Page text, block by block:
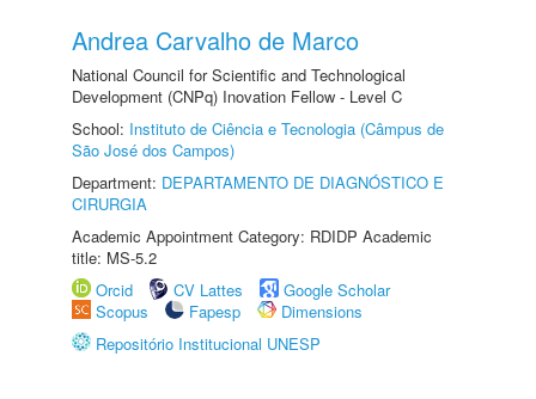
Andrea Carvalho de Marco
National Council for Scientific and Technological
Development (CNPq) Inovation Fellow - Level C
School: Instituto de Ciência e Tecnologia (Câmpus de
São José dos Campos)
Department: DEPARTAMENTO DE DIAGNÓSTICO E
CIRURGIA
Academic Appointment Category: RDIDP Academic
title: MS-5.2
Orcid
CV Lattes
Google Scholar
Scopus
Fapesp
Dimensions
Repositório Institucional UNESP